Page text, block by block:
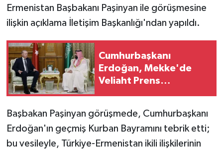
Ermenistan Başbakanı Paşinyan ile görüşmesine
ilişkin açıklama İletişim Başkanlığı'ndan yapıldı.
Cumhurbaşkanı
Erdoğan, Mekke'de
Veliaht Prens
Başbakan Paşinyan görüşmede, Cumhurbaşkanı
Erdoğan'ın geçmiş Kurban Bayramını tebrik etti;
bu vesileyle, Türkiye-Ermenistan ikili ilişkilerinin